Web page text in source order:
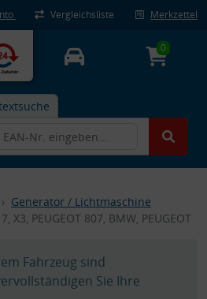
Vergleichsliste Merkzettel
0
Generator / Lichtmaschine
X3, PEUGEOT 807, BMW, PEUGEOT
Fahrzeug sind
Sie Ihre